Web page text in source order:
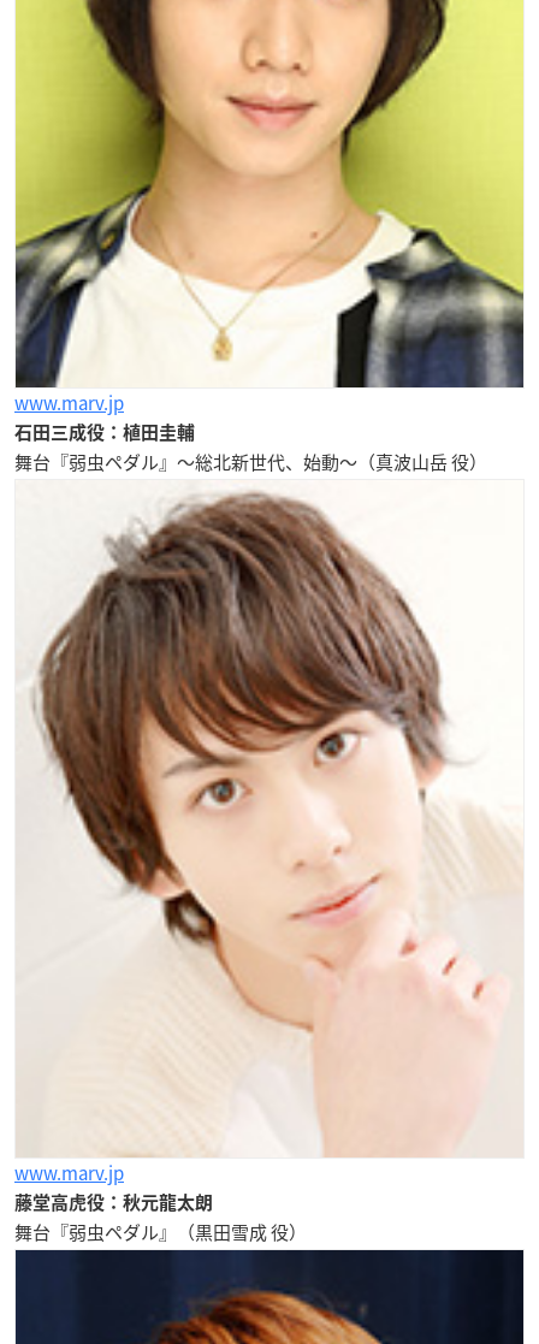
www.marv.jp
石田三成役：植田圭輔
舞台『弱虫ペダル』～総北新世代、始動～（真波山岳 役）
www.marv.jp
藤堂高虎役：秋元龍太朗
舞台『弱虫ペダル』（黒田雪成 役）